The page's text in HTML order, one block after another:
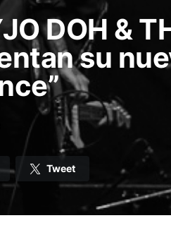
DOH &
su
Tweet